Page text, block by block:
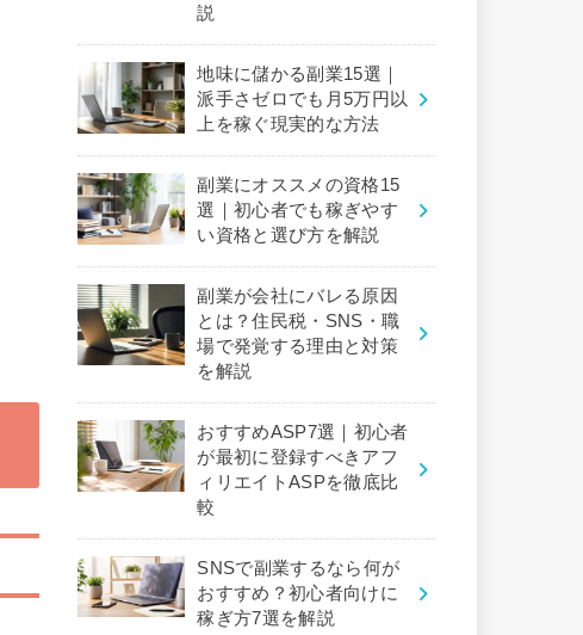
説
地味に儲かる副業15選｜
派手さゼロでも月5万円以
上を稼ぐ現実的な方法
副業にオススメの資格15
選｜初心者でも稼ぎやす
い資格と選び方を解説
副業が会社にバレる原因
とは？住民税・SNS・職
場で発覚する理由と対策
を解説
おすすめASP7選｜初心者
が最初に登録すべきアフ
ィリエイトASPを徹底比
較
SNSで副業するなら何が
おすすめ？初心者向けに
稼ぎ方7選を解説